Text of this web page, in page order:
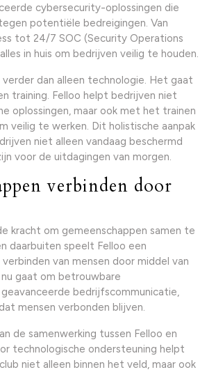
cybersecurity-oplossingen die
potentiële bedreigingen. Van
tot 24/7 SOC (Security Operations
in huis om bedrijven veilig te houden.
dan alleen technologie. Het gaat
training. Felloo helpt bedrijven niet
oplossingen, maar ook met het trainen
veilig te werken. Dit holistische aanpak
niet alleen vandaag beschermd
voor de uitdagingen van morgen.
verbinden door
kracht om gemeenschappen samen te
daarbuiten speelt Felloo een
van mensen door middel van
gaat om betrouwbare
bedrijfscommunicatie,
mensen verbonden blijven.
de samenwerking tussen Felloo en
technologische ondersteuning helpt
niet alleen binnen het veld, maar ook